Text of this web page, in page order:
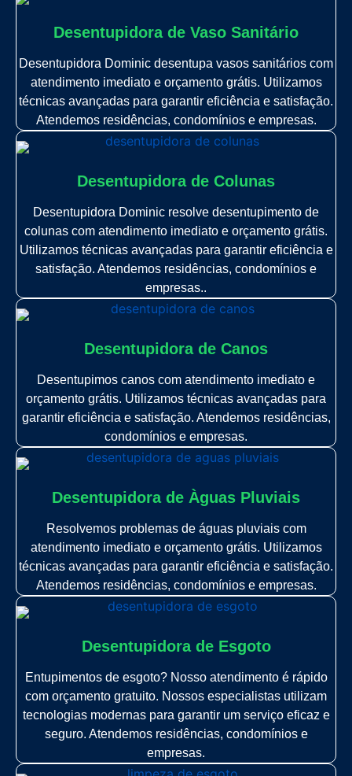
Desentupidora de Vaso Sanitário
Desentupidora Dominic desentupa vasos sanitários com
atendimento imediato e orçamento grátis. Utilizamos
técnicas avançadas para garantir eficiência e satisfação.
Atendemos residências, condomínios e empresas.
Desentupidora de Colunas
Desentupidora Dominic resolve desentupimento de
colunas com atendimento imediato e orçamento grátis.
Utilizamos técnicas avançadas para garantir eficiência e
satisfação. Atendemos residências, condomínios e
empresas..
Desentupidora de Canos
Desentupimos canos com atendimento imediato e
orçamento grátis. Utilizamos técnicas avançadas para
garantir eficiência e satisfação. Atendemos residências,
condomínios e empresas.
Desentupidora de Àguas Pluviais
Resolvemos problemas de águas pluviais com
atendimento imediato e orçamento grátis. Utilizamos
técnicas avançadas para garantir eficiência e satisfação.
Atendemos residências, condomínios e empresas.
Desentupidora de Esgoto
Entupimentos de esgoto? Nosso atendimento é rápido
com orçamento gratuito. Nossos especialistas utilizam
tecnologias modernas para garantir um serviço eficaz e
seguro. Atendemos residências, condomínios e
empresas.